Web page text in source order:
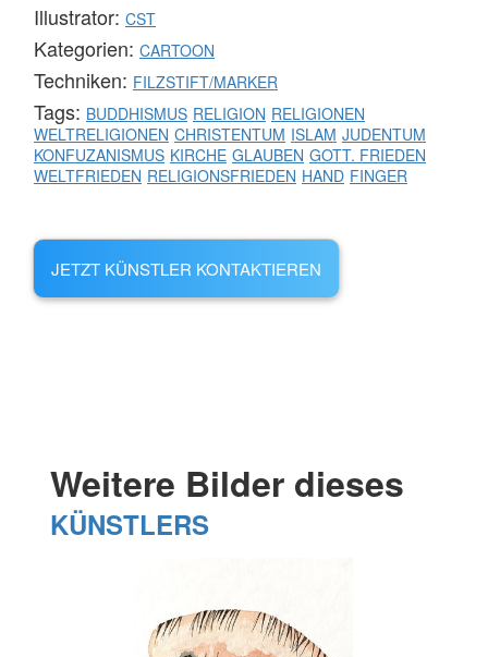
Illustrator: CST
Kategorien: CARTOON
Techniken: FILZSTIFT/MARKER
Tags: BUDDHISMUS RELIGION RELIGIONEN
WELTRELIGIONEN CHRISTENTUM ISLAM JUDENTUM
KONFUZANISMUS KIRCHE GLAUBEN GOTT. FRIEDEN
WELTFRIEDEN RELIGIONSFRIEDEN HAND FINGER
JETZT KÜNSTLER KONTAKTIEREN
Weitere Bilder dieses
KÜNSTLERS